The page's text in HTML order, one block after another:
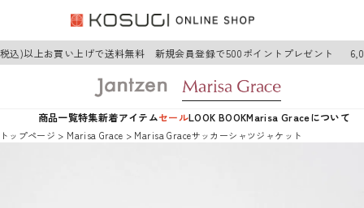
)以上お買い上げで送料無料 新規会員登録で500ポイントプレゼント
商品一覧特集新着アイテムセールLOOK BOOKMarisa Graceについて
トップページ Marisa Grace Marisa Graceサッカーシャツジャケット